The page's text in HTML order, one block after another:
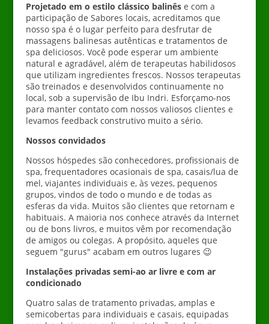
Projetado em o estilo clássico balinêse com a
participação de Sabores locais, acreditamos que
nosso spa é o lugar perfeito para desfrutar de
massagens balinesas autênticas e tratamentos de
spa deliciosos. Você pode esperar um ambiente
natural e agradável, além de terapeutas habilidosos
que utilizam ingredientes frescos. Nossos terapeutas
são treinados e desenvolvidos continuamente no
local, sob a supervisão de Ibu Indri. Esforçamo-nos
para manter contato com nossos valiosos clientes e
levamos feedback construtivo muito a sério.
Nossos convidados
Nossos hóspedes são conhecedores, profissionais de
spa, frequentadores ocasionais de spa, casais/lua de
mel, viajantes individuais e, às vezes, pequenos
grupos, vindos de todo o mundo e de todas as
esferas da vida. Muitos são clientes que retornam e
habituais. A maioria nos conhece através da Internet
ou de bons livros, e muitos vêm por recomendação
de amigos ou colegas. A propósito, aqueles que
seguem "gurus" acabam em outros lugares 😉
Instalações privadas semi-ao ar livre e com ar
condicionado
Quatro salas de tratamento privadas, amplas e
semicobertas para individuais e casais, equipadas